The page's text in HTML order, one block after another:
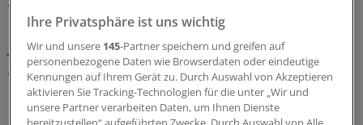
Vulnerabilität, Multi-Morbidität - er hat also mehrere
Krankheiten - und er ist deutlich älter, nämlich über 80
Jahre. Wir haben daher alle Studien-Ergebnisse genau
geprüft, ob sie für geriatrische Patienten überhaupt
relevant sind." So sind beispielsweise operative High-
End-Methoden wie die sakrale Neuromodulation
Ihre Privatsphäre ist uns wichtig
Wir und unsere 145-Partner speichern und greifen auf
personenbezogene Daten wie Browserdaten oder eindeutige
Kennungen auf Ihrem Gerät zu. Durch Auswahl von Akzeptieren
aktivieren Sie Tracking-Technologien für die unter „Wir und
unsere Partner verarbeiten Daten, um Ihnen Dienste